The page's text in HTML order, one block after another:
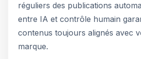
réguliers des publications
entre IA et contrôle humain
contenus toujours alignés avec
marque.